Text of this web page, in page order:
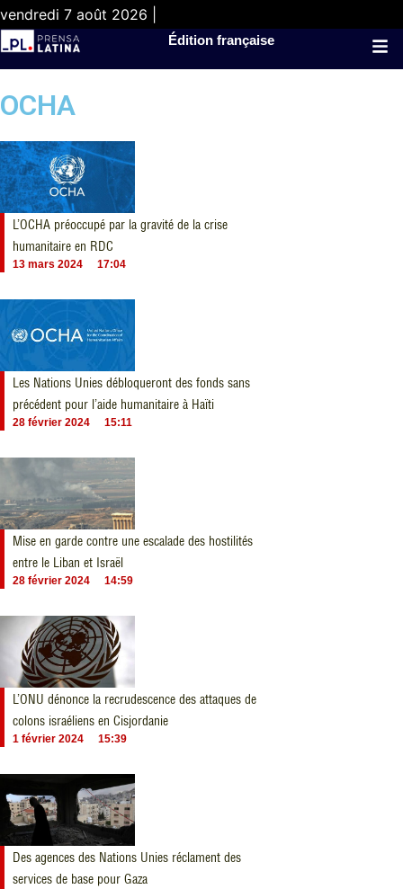
vendredi 7 août 2026 |
Édition française
OCHA
L’OCHA préoccupé par la gravité de la crise
humanitaire en RDC
13 mars 2024 17:04
Les Nations Unies débloqueront des fonds sans
précédent pour l’aide humanitaire à Haïti
28 février 2024 15:11
Mise en garde contre une escalade des hostilités
entre le Liban et Israël
28 février 2024 14:59
L’ONU dénonce la recrudescence des attaques de
colons israéliens en Cisjordanie
1 février 2024 15:39
Des agences des Nations Unies réclament des
services de base pour Gaza